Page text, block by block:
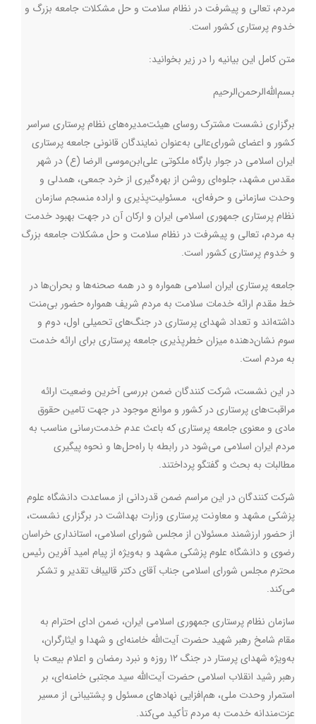
مردم، تعالی و پیشرفت در نظام سلامت و حل مشکلات جامعه بزرگ و
خدوم پرستاری کشور است.
متن کامل این بیانیه را در زیر بخوانید:
بسم‌الله‌الرحمن‌الرحیم
برگزاری نشست مشترک روسای هیئت‌مدیره‌های‌ نظام پرستاری سراسر
کشور و اعضای شورای‌عالی به‌عنوان نمایندگان قانونی جامعه پرستاری
ایران اسلامی در جوار بارگاه ملکوتی علی‌ابن‌موسی الرضا (ع) در شهر
مقدس مشهد، جلوه‌ای روشن از بهره‌گیری از خرد جمعی، همدلی و
وحدت سازمانی و حرفه‌ای، مسئولیت‌پذیری و اراده منسجم سازمان
نظام پرستاری جمهوری اسلامی ایران و ارکان آن در جهت بهبود خدمت
به مردم، تعالی و پیشرفت در نظام سلامت و حل مشکلات جامعه بزرگ
و خدوم پرستاری کشور است.
جامعه پرستاری ایران اسلامی همواره و در همه صحنه‌ها و بحران‌ها در
خط مقدم ارائه خدمات سلامت به مردم شریف همواره حضور بی‌منت
داشته‌اند و تعداد شهدای پرستاری در جنگ‌های تحمیلی اول، دوم و
سوم نشان‌دهنده میزان خطرپذیری جامعه پرستاری برای ارائه خدمت
به مردم است.
در این نشست، شرکت کنندگان ضمن بررسی آخرین وضعیت ارائه
مراقبت‌های پرستاری در کشور و موانع موجود در جهت تامین حقوق
مادی و معنوی جامعه پرستاری که باعث عدم خدمت‌رسانی مناسب به
مردم ایران اسلامی می‌شود در رابطه با راه‌حل‌ها و نحوه پیگیری
مطالبات به بحث و گفتگو پرداختند.
شرکت کنندگان در این مراسم ضمن قدردانی از مساعدت دانشگاه علوم
پزشکی مشهد و معاونت پرستاری وزارت بهداشت در برگزاری نشست،
از حضور ارزشمند مسئولان از مجلس شورای اسلامی، استانداری خراسان
رضوی و دانشگاه علوم پزشکی مشهد و به‌ویژه از پیام امید آفرین رئیس
محترم مجلس شورای اسلامی جناب آقای دکتر قالیباف تقدیر و تشکر
می‌کند.
سازمان نظام پرستاری جمهوری اسلامی ایران، ضمن ادای احترام به
مقام شامخ رهبر شهید حضرت آیت‌الله خامنه‌ای و شهدا و ایثارگران،
به‌ویژه شهدای پرستار در جنگ ۱۲ روزه و نبرد رمضان و اعلام بیعت با
رهبر رشید انقلاب اسلامی حضرت آیت‌الله سید مجتبی خامنه‌ای، بر
استمرار وحدت ملی، هم‌افزایی نهادهای مسئول و پشتیبانی از مسیر
عزت‌مندانه خدمت به مردم تأکید می‌کند.